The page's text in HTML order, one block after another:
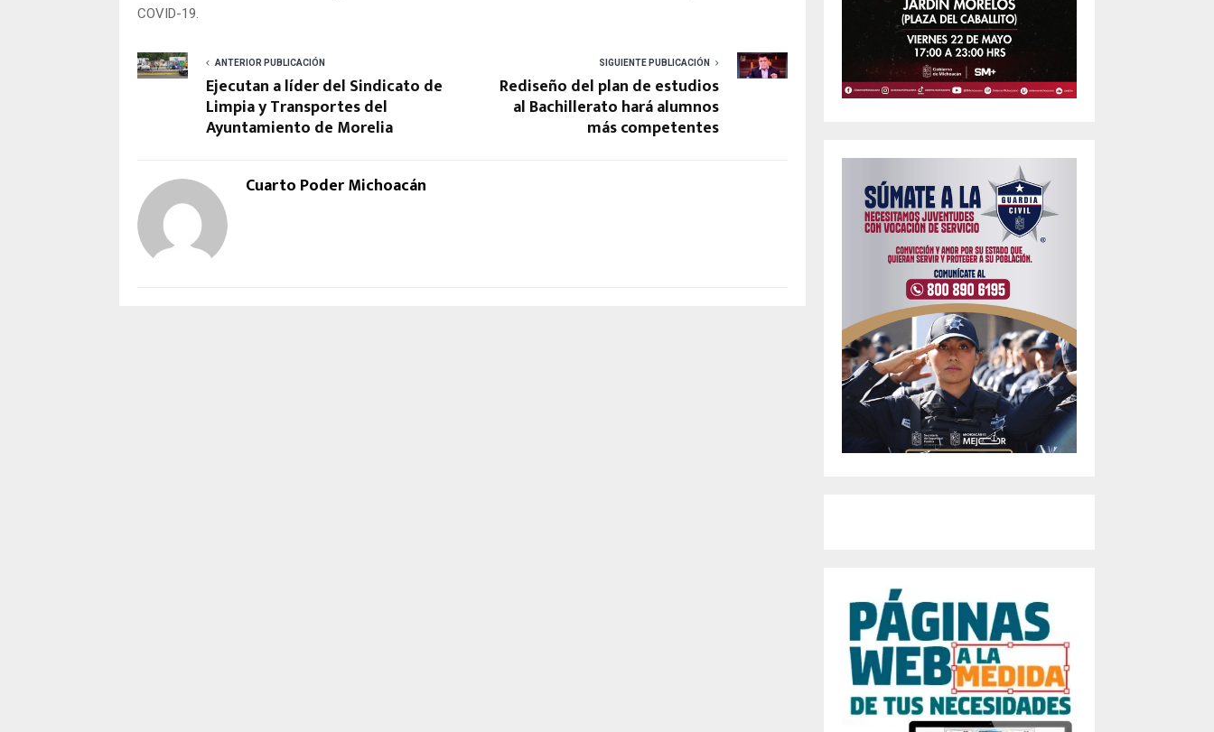
COVID-19.
ANTERIOR PUBLICACIÓN
Ejecutan a líder del Sindicato de
Limpia y Transportes del
Ayuntamiento de Morelia
SIGUIENTE PUBLICACIÓN
Rediseño del plan de estudios
al Bachillerato hará alumnos
más competentes
Cuarto Poder Michoacán